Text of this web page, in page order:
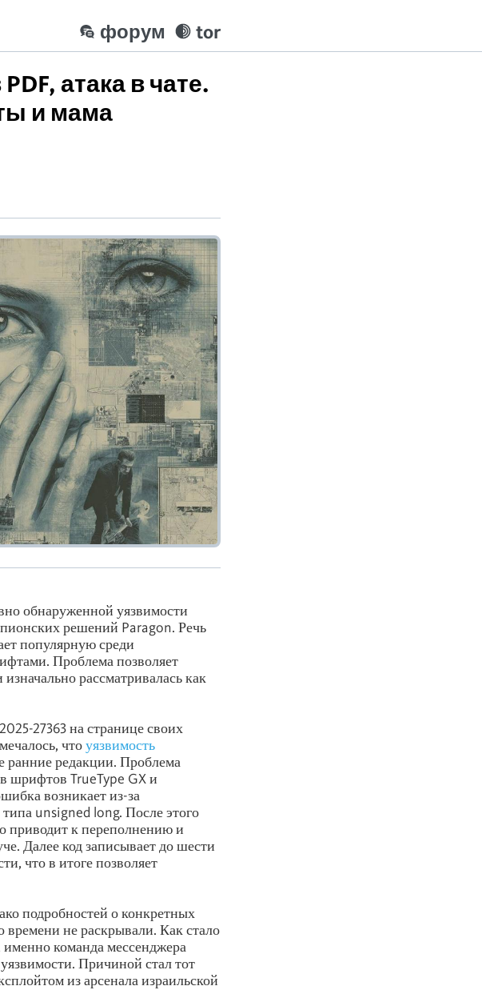
tor
форум
атака в чате.
и мама
обнаруженной уязвимости
решений Paragon. Речь
популярную среди
Проблема позволяет
рассматривалась как
27363 на странице своих
чтоуязвимость
ранние редакции. Проблема
шрифтов TrueType GX и
возникает из-за
unsigned long. После этого
приводит к переполнению и
Далее код записывает до шести
что в итоге позволяет
подробностей о конкретных
времени не раскрывали. Как стало
команда мессенджера
Причиной стал тот
из арсенала израильской